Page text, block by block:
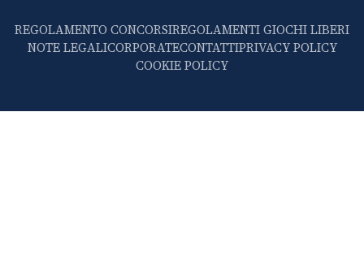
REGOLAMENTO CONCORSIREGOLAMENTI GIOCHI LIBERI
NOTE LEGALICORPORATECONTATTIPRIVACY POLICY
COOKIE POLICY